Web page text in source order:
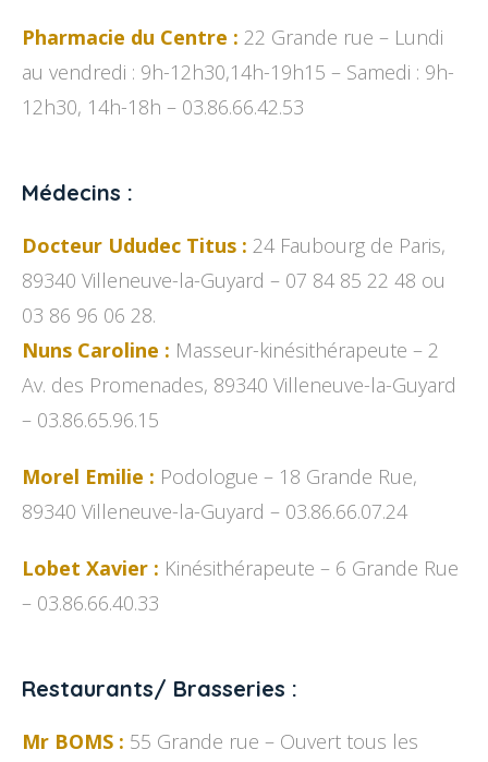
Pharmacie du Centre : 22 Grande rue – Lundi
au vendredi : 9h-12h30,14h-19h15 – Samedi : 9h-
12h30, 14h-18h – 03.86.66.42.53
Médecins :
Docteur Ududec Titus : 24 Faubourg de Paris,
89340 Villeneuve-la-Guyard – 07 84 85 22 48 ou
03 86 96 06 28.
Nuns Caroline : Masseur-kinésithérapeute – 2
Av. des Promenades, 89340 Villeneuve-la-Guyard
– 03.86.65.96.15
Morel Emilie : Podologue – 18 Grande Rue,
89340 Villeneuve-la-Guyard – 03.86.66.07.24
Lobet Xavier : Kinésithérapeute – 6 Grande Rue
– 03.86.66.40.33
Restaurants/ Brasseries :
Mr BOMS : 55 Grande rue – Ouvert tous les